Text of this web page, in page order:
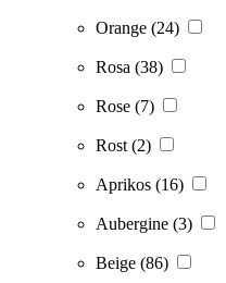
Orange (24)
Rosa (38)
Rose (7)
Rost (2)
Aprikos (16)
Aubergine (3)
Beige (86)